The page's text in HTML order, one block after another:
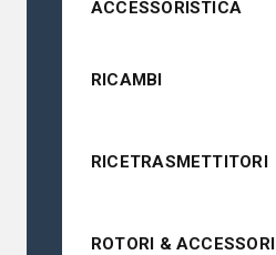
ACCESSORISTICA
RICAMBI
RICETRASMETTITORI
ROTORI & ACCESSORI